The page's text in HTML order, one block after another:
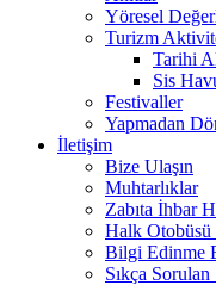
Yöresel
Turizm
Tarihi
Sis
Festivaller
Yapmadan
İletişim
Bize Ulaşın
Muhtarlıklar
Zabıta İhbar
Halk Otobüsü
Bilgi Edinme
Sıkça